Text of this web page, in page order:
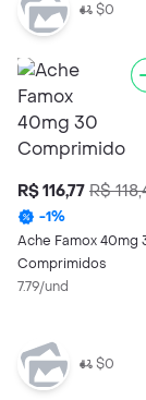
$0
R$ 116,77 R$
-1%
Ache Famox 40mg
Comprimidos
7.79/und
$0